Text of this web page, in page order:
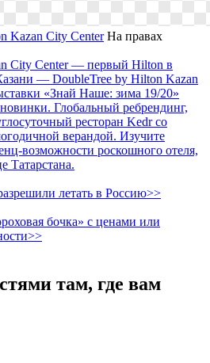
Kazan City Center На правах
City Center — первый Hilton в
— DoubleTree by Hilton Kazan
«Знай Наше: зима 19/20»
Глобальный ребрендинг,
ресторан Kedr со
верандой. Изучите
возможности роскошного отеля,
Татарстана.
летать в Россию>>
бочка» с ценами или
там, где вам